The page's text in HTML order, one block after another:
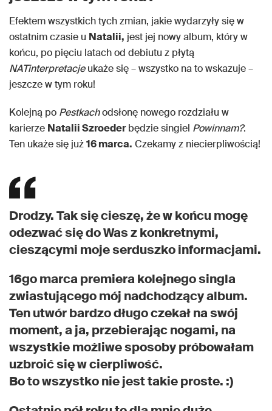
Efektem wszystkich tych zmian, jakie wydarzyły się w
ostatnim czasie u Natalii, jest jej nowy album, który w
końcu, po pięciu latach od debiutu z płytą
NATinterpretacjeukaże się – wszystko na to wskazuje –
jeszcze w tym roku!
Kolejną po Pestkachodsłonę nowego rozdziału w
karierze Natalii Szroederbędzie singiel Powinnam?.
Ten ukaże się już16 marca. Czekamy z niecierpliwością!
Drodzy. Tak się cieszę, że w końcu mogę
odezwać się do Was z konkretnymi,
cieszącymi moje serduszko informacjami.
16go marca premiera kolejnego singla
zwiastującego mój nadchodzący album.
Ten utwór bardzo długo czekał na swój
moment, a ja, przebierając nogami, na
wszystkie możliwe sposoby próbowałam
uzbroić się w cierpliwość.
Bo to wszystko nie jest takie proste. :)